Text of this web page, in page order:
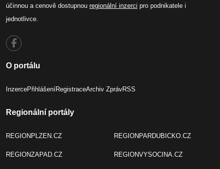
účinnou a cenově dostupnou regionální inzerci pro podnikatele i
jednotlivce.
O portálu
InzercePřihlášeníRegistraceArchiv ZprávRSS
Regionální portály
REGIONPLZEN.CZ
REGIONZAPAD.CZ
REGIONPARDUBICKO.CZ
REGIONVYSOCINA.CZ